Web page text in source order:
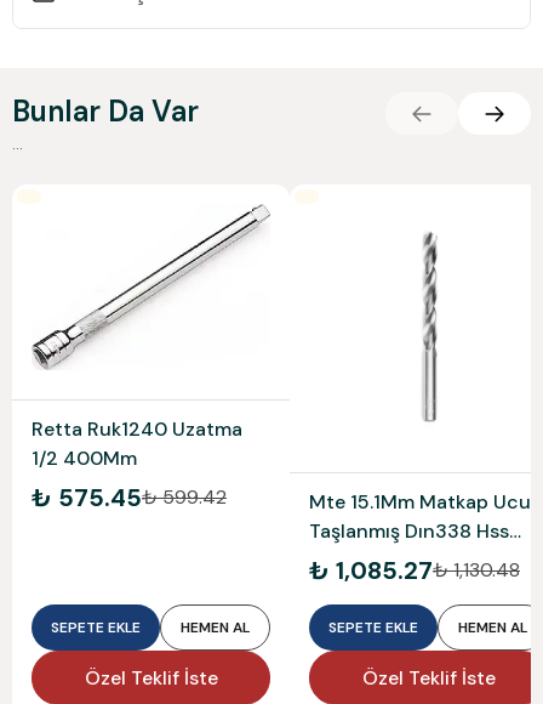
Bunlar Da Var
...
Retta Ruk1240 Uzatma
1/2 400Mm
₺ 575.45₺ 599.42
SEPETE EKLE HEMEN AL
Özel Teklif İste
Mte 15.1Mm Matkap Ucu
Taşlanmış Dın338 Hss
B00007001510
₺ 1,085.27₺ 1,130.48
SEPETE EKLE HEMEN AL
Özel Teklif İste